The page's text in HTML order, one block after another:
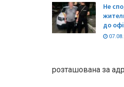
Не
до
розташована за